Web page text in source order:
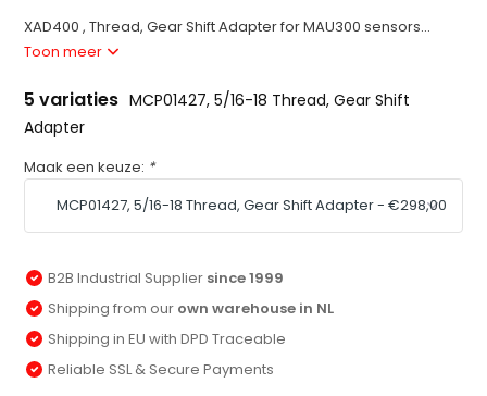
XAD400 , Thread, Gear Shift Adapter for MAU300 sensors...
Toon meer
5 variaties MCP01427, 5/16-18 Thread, Gear Shift
Adapter
Maak een keuze: *
B2B Industrial Supplier since 1999
Shipping from our own warehouse in NL
Shipping in EU with DPD Traceable
Reliable SSL & Secure Payments